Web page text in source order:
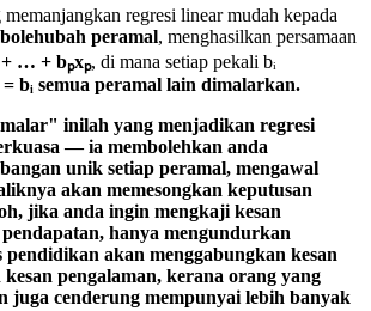
regresi linear mudah kepada
peramal, menghasilkan persamaan
+ … + bₚxₚ, di mana setiap pekali bᵢ
= bᵢ semua peramal lain dimalarkan.
inilah yang menjadikan regresi
— ia membolehkan anda
unik setiap peramal, mengawal
akan memesongkan keputusan
jika anda ingin mengkaji kesan
hanya mengundurkan
pendidikan akan menggabungkan kesan
pengalaman, kerana orang yang
juga cenderung mempunyai lebih banyak